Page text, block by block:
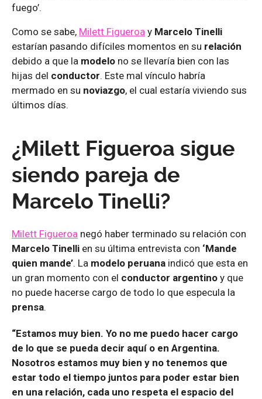
fuego’.
Como se sabe, Milett Figueroa y Marcelo Tinelli
estarían pasando difíciles momentos en su relación
debido a que la modelo no se llevaría bien con las
hijas del conductor. Este mal vínculo habría
mermado en su noviazgo, el cual estaría viviendo sus
últimos días.
¿Milett Figueroa sigue
siendo pareja de
Marcelo Tinelli?
Milett Figueroa negó haber terminado su relación con
Marcelo Tinelli en su última entrevista con ‘Mande
quien mande’. La modelo peruana indicó que esta en
un gran momento con el conductor argentino y que
no puede hacerse cargo de todo lo que especula la
prensa.
“Estamos muy bien. Yo no me puedo hacer cargo
de lo que se pueda decir aquí o en Argentina.
Nosotros estamos muy bien y no tenemos que
estar todo el tiempo juntos para poder estar bien
en una relación, cada uno respeta el espacio del